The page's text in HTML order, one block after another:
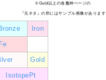
※Gold以上の各魔神ページの
『元ネタ』の所にはサンプル画像があります
Iron
Gold
IsotopePt